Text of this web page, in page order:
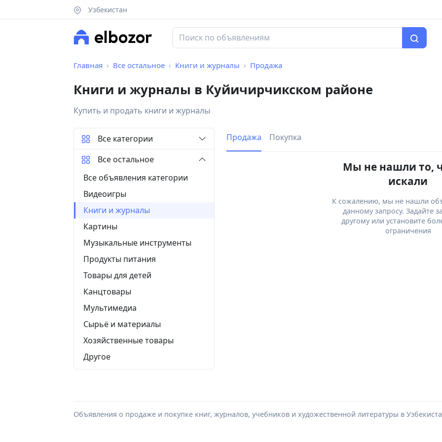
Узбекистан
Главная Все остальное Книги и журналы Продажа
Книги и журналы в Куйичирчикском районе
Купить и продать книги и журналы
Продажа Покупка
Мы не нашли то,
искали
К сожалению, мы не нашли
данному запросу. Задайте
другому или установите
ограничения
Все категории
Все остальное
Все объявления категории
Видеоигры
Книги и журналы
Картины
Музыкальные инструменты
Продукты питания
Товары для детей
Канцтовары
Мультимедиа
Сырьё и материалы
Хозяйственные товары
Другое
Объявления о продаже и покупке книг, журналов, учебников и художественной литературы в